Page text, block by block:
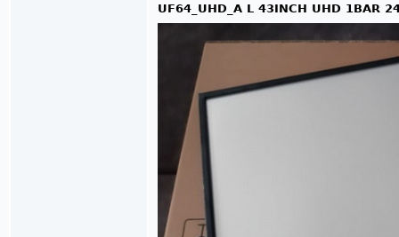
UF64_UHD_A L 43INCH UHD 1BAR